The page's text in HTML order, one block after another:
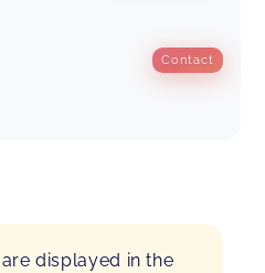
Contact
displayed in the